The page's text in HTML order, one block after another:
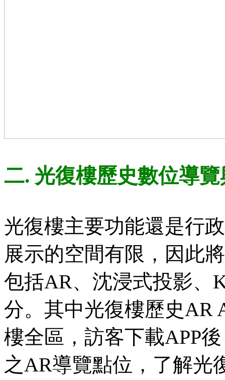
二. 光復樓歷史數位導
光復樓主要功能還是行
展示的空間有限，因此
包括AR、沈浸式投影、
分。其中光復樓歷史AR
樓全區，訪客下載APP
之AR導覽點位，了解光